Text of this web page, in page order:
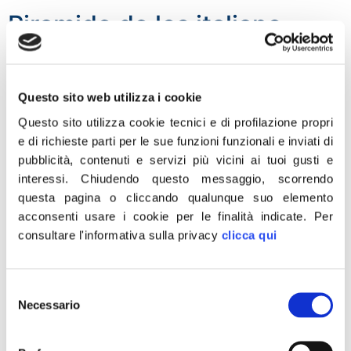
Questo sito web utilizza i cookie
Questo sito utilizza cookie tecnici e di profilazione propri
e di richieste parti per le sue funzioni funzionali e inviati di
pubblicità, contenuti e servizi più vicini ai tuoi gusti e
interessi.Chiudendo questo messaggio, scorrendo
questa pagina o cliccando qualunque suo elemento
acconsenti usare i cookie per le finalità indicate. Per
consultare l'informativa sulla privacy clicca qui
delNecessario
Piramide de los italiano,
Menia contro
interrogazione a
Sangiuliano e Crosetto